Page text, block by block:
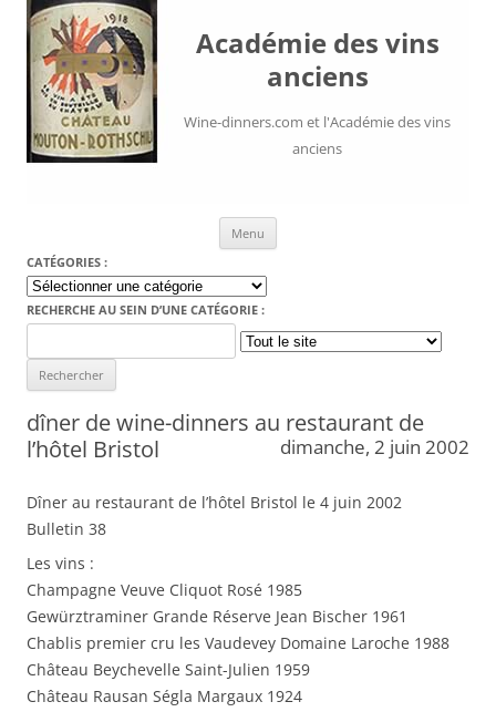
Académie des vins
anciens
Wine-dinners.com et l'Académie des vins
anciens
Menu
CATÉGORIES :
Catégories
:
RECHERCHE AU SEIN D’UNE CATÉGORIE :
for:
dîner de wine-dinners au restaurant de
l’hôtel Bristol
dimanche, 2 juin 2002
Dîner au restaurant de l’hôtel Bristol le 4 juin 2002
Bulletin 38
Les vins :
Champagne Veuve Cliquot Rosé 1985
Gewürztraminer Grande Réserve Jean Bischer 1961
Chablis premier cru les Vaudevey Domaine Laroche 1988
Château Beychevelle Saint-Julien 1959
Château Rausan Ségla Margaux 1924